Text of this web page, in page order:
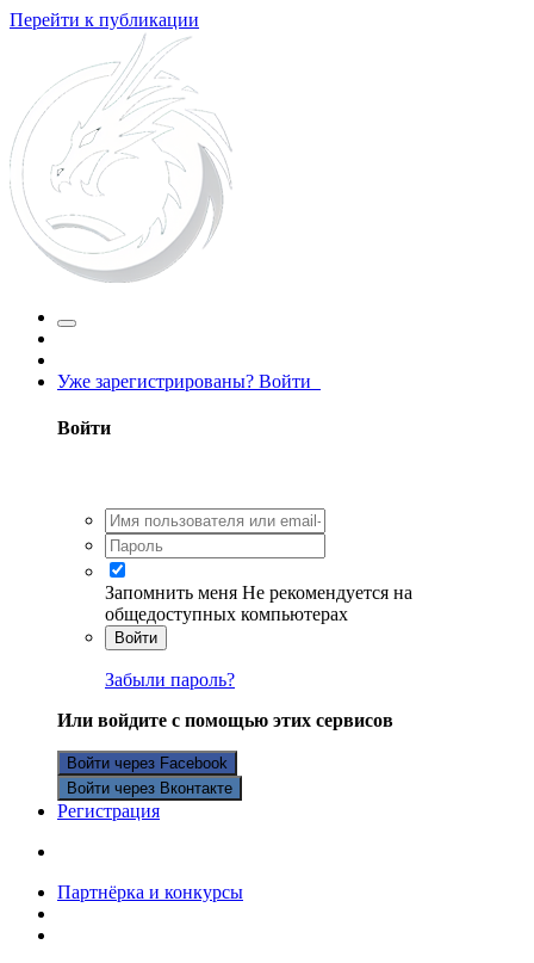
Перейти к публикации
Уже зарегистрированы? Войти
Войти
Запомнить меня Не рекомендуется на
общедоступных компьютерах
Войти
Забыли пароль?
Или войдите с помощью этих сервисов
Войти через Facebook
Войти через Вконтакте
Регистрация
Партнёрка и конкурсы